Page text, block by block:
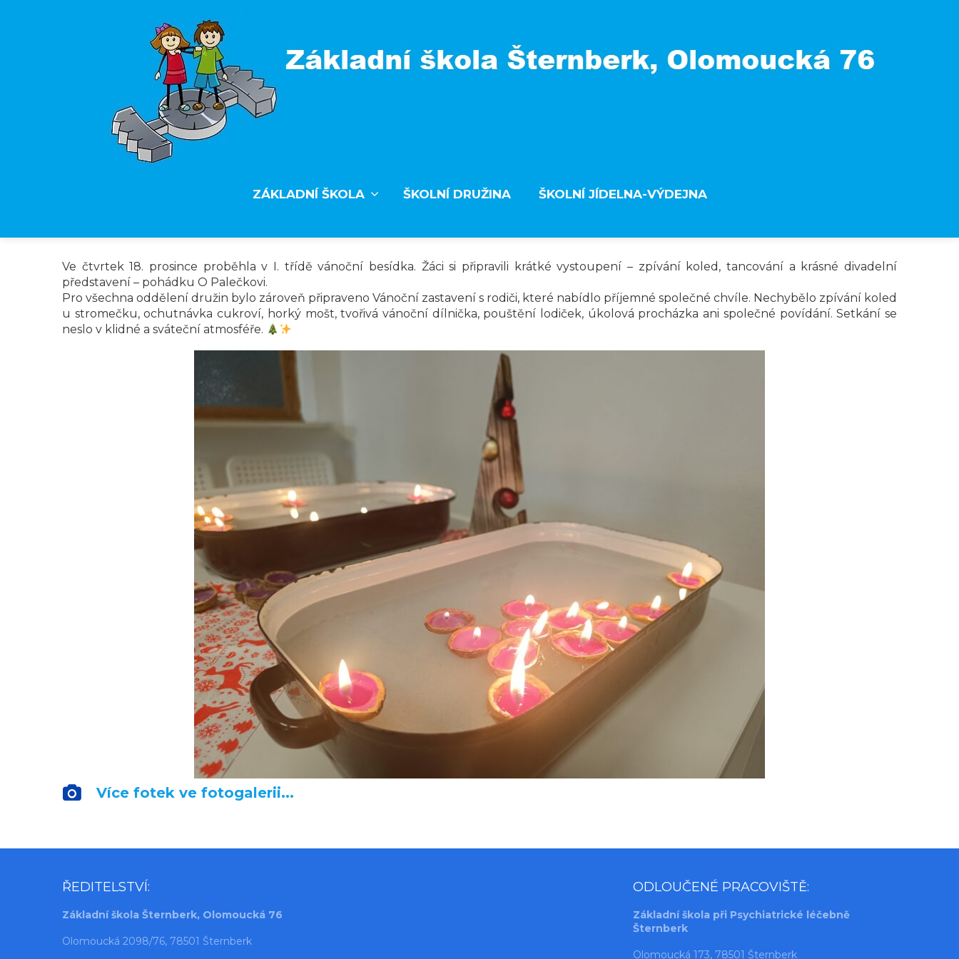
ZÁKLADNÍ ŠKOLA ŠKOLNÍ DRUŽINA ŠKOLNÍ JÍDELNA-VÝDEJNA
Ve čtvrtek 18. prosince proběhla v I. třídě vánoční besídka. Žáci si připravili krátké vystoupení – zpívání koled, tancování a krásné divadelní
představení – pohádku O Palečkovi.
Pro všechna oddělení družin bylo zároveň připraveno Vánoční zastavení s rodiči, které nabídlo příjemné společné chvíle. Nechybělo zpívání koled
u stromečku, ochutnávka cukroví, horký mošt, tvořivá vánoční dílnička, pouštění lodiček, úkolová procházka ani společné povídání. Setkání se
neslo v klidné a sváteční atmosféře.
Více fotek ve fotogalerii...
ŘEDITELSTVÍ:
Základní škola Šternberk, Olomoucká 76
Olomoucká 2098/76, 78501 Šternberk
ODLOUČENÉ PRACOVIŠTĚ:
Základní škola při Psychiatrické léčebně
Šternberk
Olomoucká 173, 78501 Šternberk